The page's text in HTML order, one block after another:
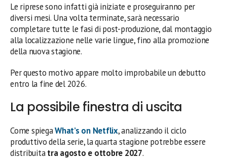
Le riprese sono infatti già iniziate e proseguiranno per
diversi mesi. Una volta terminate, sarà necessario
completare tutte le fasi di post-produzione, dal montaggio
alla localizzazione nelle varie lingue, fino alla promozione
della nuova stagione.
Per questo motivo appare molto improbabile un debutto
entro la fine del 2026.
La possibile finestra di uscita
Come spiegaWhat’s on Netflix, analizzando il ciclo
produttivo della serie, la quarta stagione potrebbe essere
distribuitatra agosto e ottobre 2027.